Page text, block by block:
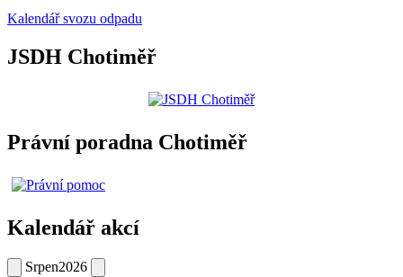
Kalendář svozu odpadu
JSDH Chotiměř
Právní poradna Chotiměř
Kalendář akcí
Srpen2026